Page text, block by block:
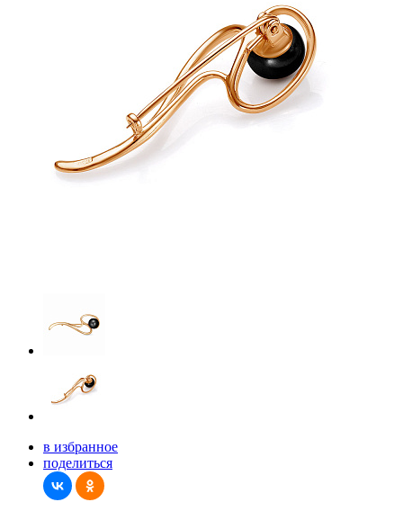
в избранное
поделиться